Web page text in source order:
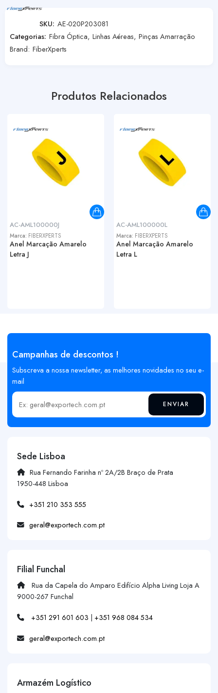
SKU: AE-020P203081
Categorias: Fibra Óptica, Linhas Aéreas, Pinças Amarração
Brand: FiberXperts
Produtos Relacionados
AC-AML100000J
Marca: FIBERXPERTS
Anel Marcação Amarelo
Letra J
AC-AML100000L
Marca: FIBERXPERTS
Anel Marcação Amarelo
Letra L
Campanhas de descontos !
Subscreva a nossa newsletter, as melhores novidades no seu e-
mail
Insira o seu email ENVIAR
Sede Lisboa
Rua Fernando Farinha nº 2A/2B Braço de Prata
1950-448 Lisboa
+351 210 353 555
geral@exportech.com.pt
Filial Funchal
Rua da Capela do Amparo Edifício Alpha Living Loja A
9000-267 Funchal
+351 291 601 603 | +351 968 084 534
geral@exportech.com.pt
Armazém Logístico